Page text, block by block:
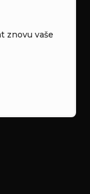
znovu vaše